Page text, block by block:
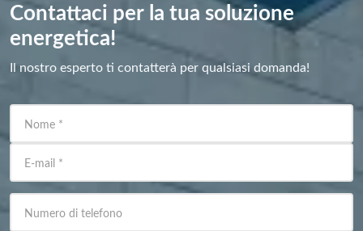
Contattaci per la tua soluzione
energetica!
Il nostro esperto ti contatterà per qualsiasi domanda!
Nome *
E-mail *
Numero di telefono